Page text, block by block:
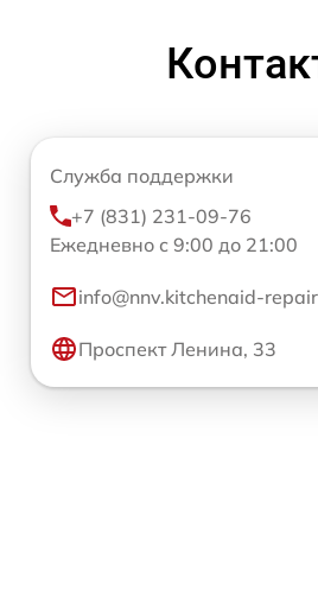
Служба поддержки
+7 (831) 231-09-76
Ежедневно с 9:00 до 21:00
info@nnv.kitchenaid-
Проспект Ленина, 33